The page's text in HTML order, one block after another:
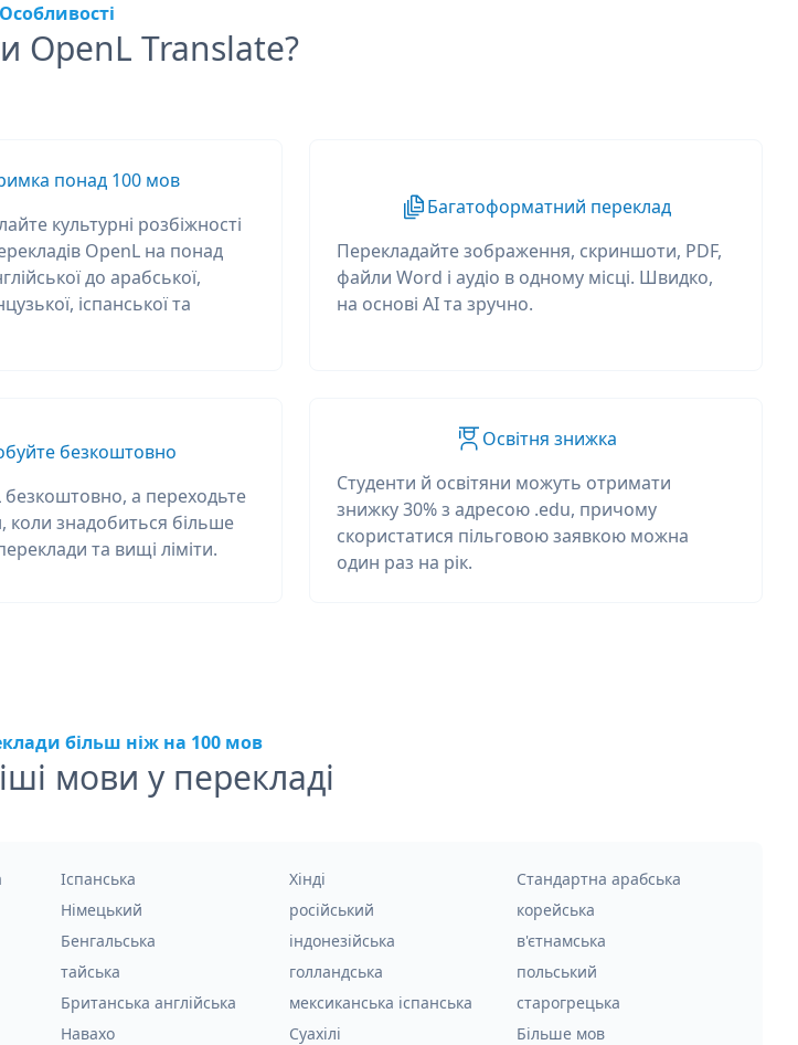
Особливості
OpenL Translate?
понад 100 мов
культурні розбіжності
OpenL на понад
до арабської,
іспанської та
Багатоформатний переклад
Перекладайте зображення, скриншоти, PDF,
файли Word і аудіо в одному місці. Швидко,
на основі AI та зручно.
безкоштовно
безкоштовно, а переходьте
коли знадобиться більше
та вищі ліміти.
Освітня знижка
Студенти й освітяни можуть отримати
знижку 30% з адресою .edu, причому
скористатися пільговою заявкою можна
один раз на рік.
більш ніж на 100 мов
мови у перекладі
Іспанська Хінді
Стандартна арабська
Німецький російський
корейська
Бенгальська індонезійська
в'єтнамська
тайська голландська
польський
Британська англійська мексиканська іспанська
старогрецька
Навахо Суахілі Більше мов